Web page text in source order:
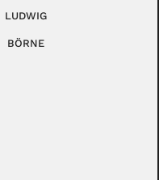
LUDWIG
BÖRNE